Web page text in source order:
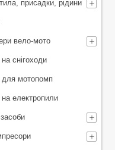
присадки, рідини
вело-мото
снігоходи
для мотопомп
електропили
засоби